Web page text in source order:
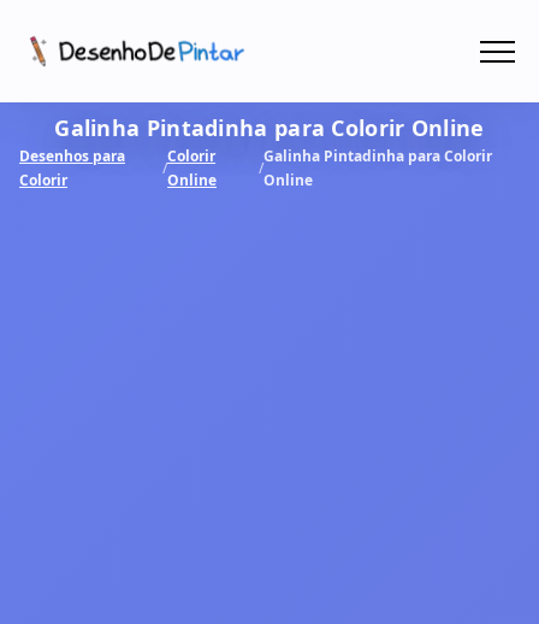
Coletâneas de Desenhos - PDF
Colorir Online
Galinha Pintadinha para Colorir Online
Desenhos para
Colorir
/
Colorir
Online
/
Galinha Pintadinha para Colorir
Online